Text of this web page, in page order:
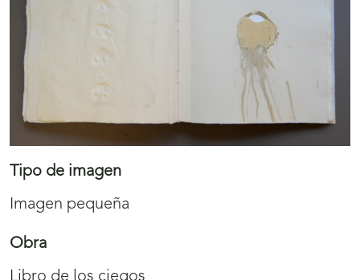
Tipo de imagen
Imagen pequeña
Obra
Libro de los ciegos